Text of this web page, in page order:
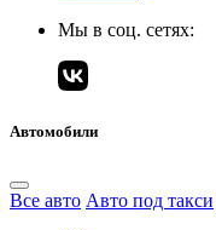
Мы в соц. сетях:
Автомобили
Все авто Авто под такси